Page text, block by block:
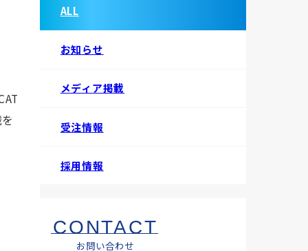
ALL
お知らせ
メディア掲載
受注情報
採用情報
CONTACT
お問い合わせ